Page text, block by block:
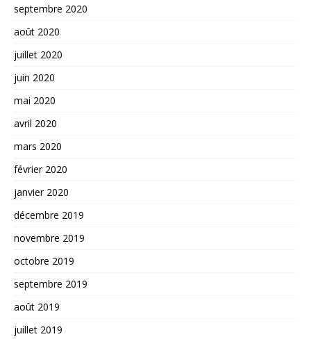
septembre 2020
août 2020
juillet 2020
juin 2020
mai 2020
avril 2020
mars 2020
février 2020
janvier 2020
décembre 2019
novembre 2019
octobre 2019
septembre 2019
août 2019
juillet 2019